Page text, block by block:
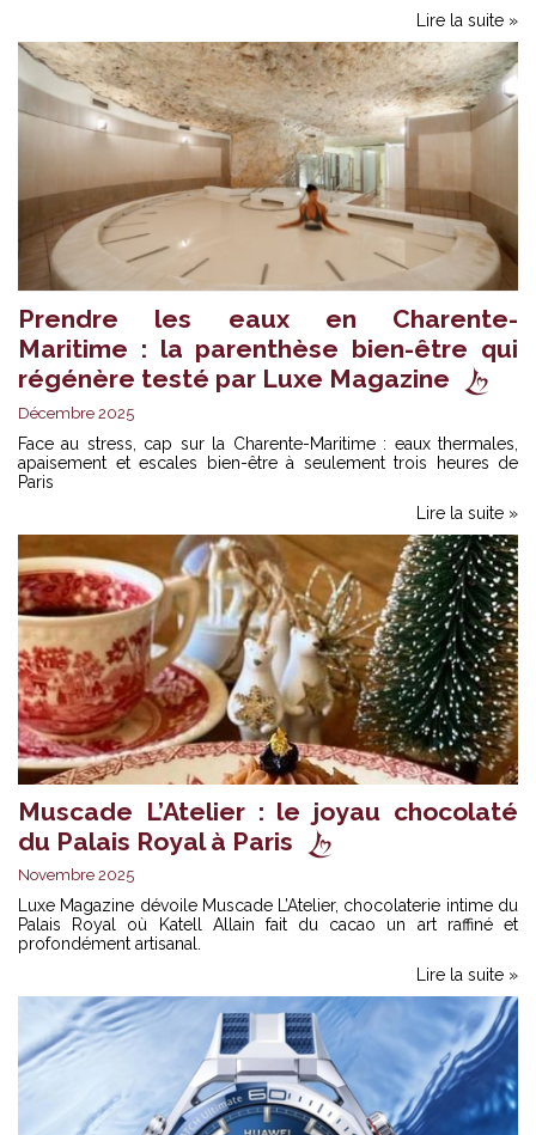
Lire la suite »
Prendre les eaux en Charente-
Maritime : la parenthèse bien-être qui
régénère testé par Luxe Magazine
Décembre 2025
Face au stress, cap sur la Charente-Maritime : eaux thermales,
apaisement et escales bien-être à seulement trois heures de
Paris
Lire la suite »
Muscade L’Atelier : le joyau chocolaté
du Palais Royal à Paris
Novembre 2025
Luxe Magazine dévoile Muscade L’Atelier, chocolaterie intime du
Palais Royal où Katell Allain fait du cacao un art raffiné et
profondément artisanal.
Lire la suite »